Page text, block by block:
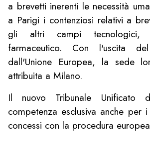
a brevetti inerenti le necessità
a Parigi i contenziosi relativi a
gli altri campi
farmaceutico. Con l'uscita
dall'Unione Europea, la sede
attribuita a Milano.
Il nuovo Tribunale Unificato
competenza esclusiva anche per
concessi con la procedura